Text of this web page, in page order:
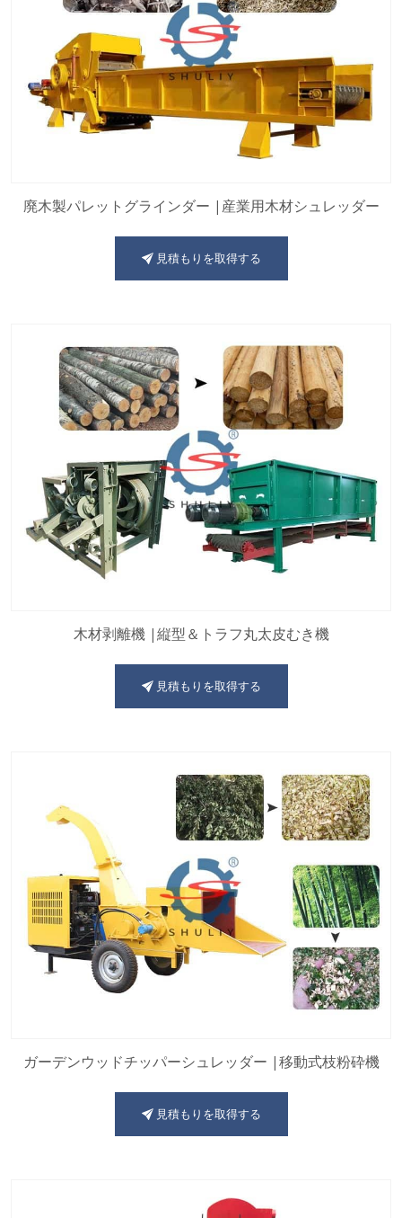
廃木製パレットグラインダー |産業用木材シュレッダー
見積もりを取得する
木材剥離機 |縦型＆トラフ丸太皮むき機
見積もりを取得する
ガーデンウッドチッパーシュレッダー |移動式枝粉砕機
見積もりを取得する